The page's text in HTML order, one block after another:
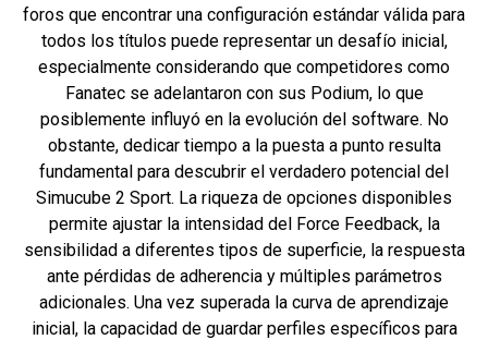
foros que encontrar una configuración estándar válida para
todos los títulos puede representar un desafío inicial,
especialmente considerando que competidores como
Fanatec se adelantaron con sus Podium, lo que
posiblemente influyó en la evolución del software. No
obstante, dedicar tiempo a la puesta a punto resulta
fundamental para descubrir el verdadero potencial del
Simucube 2 Sport. La riqueza de opciones disponibles
permite ajustar la intensidad del Force Feedback, la
sensibilidad a diferentes tipos de superficie, la respuesta
ante pérdidas de adherencia y múltiples parámetros
adicionales. Una vez superada la curva de aprendizaje
inicial, la capacidad de guardar perfiles específicos para